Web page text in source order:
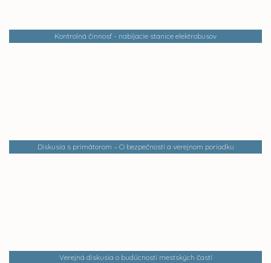
Kontrolná činnosť - nabíjacie stanice elektrobusov
Diskusia s primátorom – O bezpečnosti a verejnom poriadku
Verejná diskusia o budúcnosti mestských častí